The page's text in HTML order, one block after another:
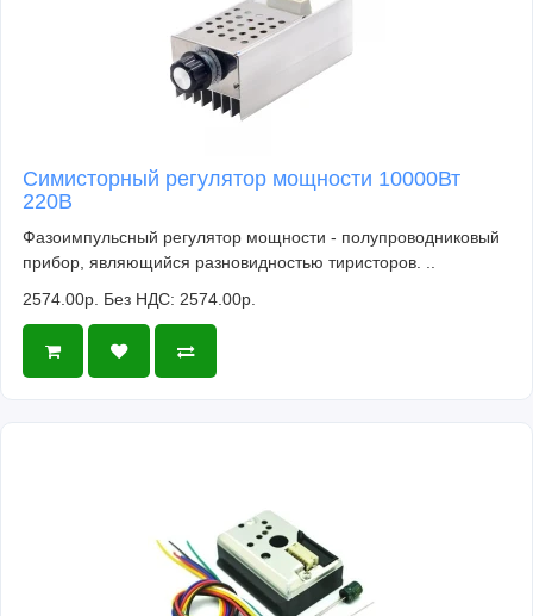
Симисторный регулятор мощности 10000Вт
220В
Фазоимпульсный регулятор мощности - полупроводниковый
прибор, являющийся разновидностью тиристоров. ..
2574.00р. Без НДС: 2574.00р.